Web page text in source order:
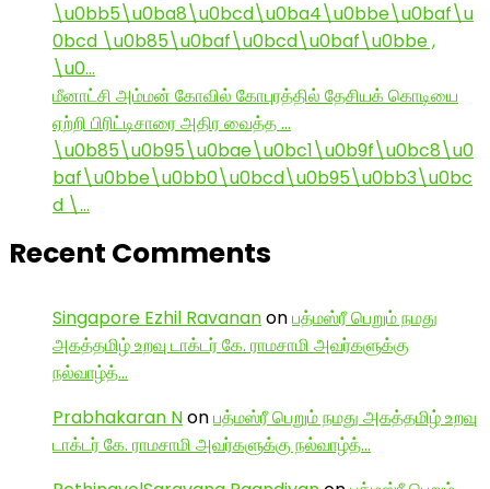
\u0bb5\u0ba8\u0bcd\u0ba4\u0bbe\u0baf\u
0bcd \u0b85\u0baf\u0bcd\u0baf\u0bbe ,
\u0…
மீனாட்சி அம்மன் கோவில் கோபுரத்தில் தேசியக் கொடியை
ஏற்றி பிரிட்டிசாரை அதிர வைத்த …
\u0b85\u0b95\u0bae\u0bc1\u0b9f\u0bc8\u0
baf\u0bbe\u0bb0\u0bcd\u0b95\u0bb3\u0bc
d \…
Recent Comments
Singapore Ezhil Ravananonபத்மஸ்ரீ பெறும் நமது
அகத்தமிழ் உறவு டாக்டர் கே. ராமசாமி அவர்களுக்கு
நல்வாழ்த்…
Prabhakaran Nonபத்மஸ்ரீ பெறும் நமது அகத்தமிழ் உறவு
டாக்டர் கே. ராமசாமி அவர்களுக்கு நல்வாழ்த்…